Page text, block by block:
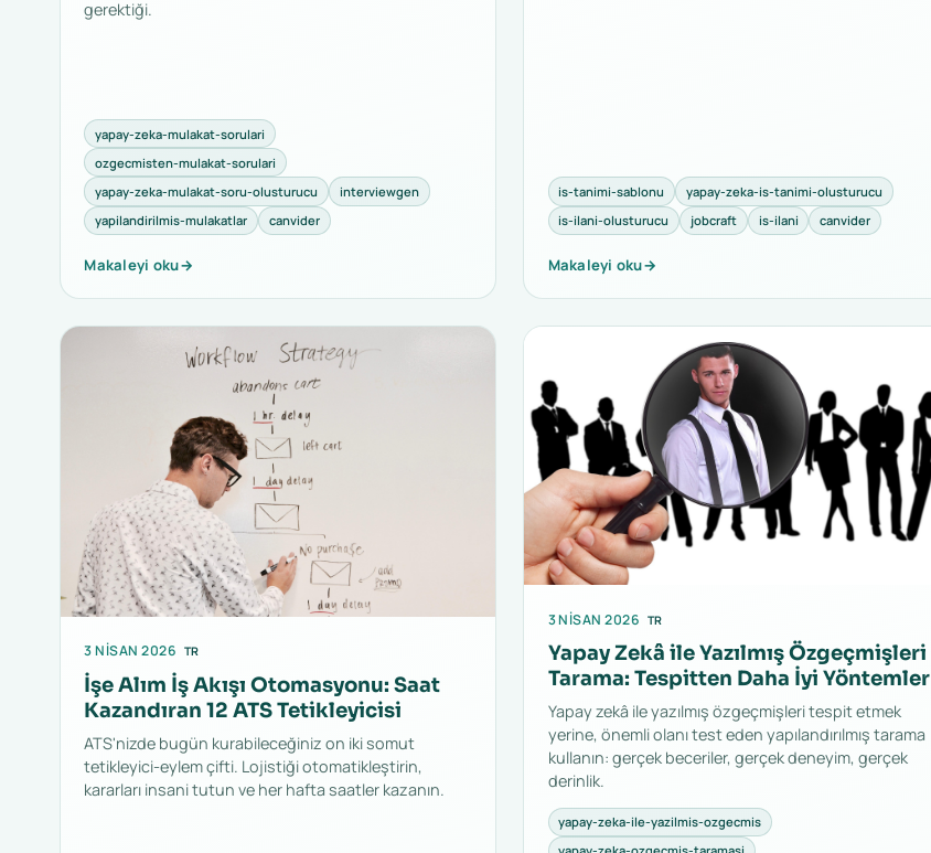
gerektiği.
yapay-zeka-mulakat-sorulari
ozgecmisten-mulakat-sorulari
yapay-zeka-mulakat-soru-olusturucu
interviewgen
yapilandirilmis-mulakatlar
canvider
Makaleyi oku→
is-tanimi-sablonu
yapay-zeka-is-tanimi-olusturucu
is-ilani-olusturucu
jobcraft is-ilani canvider
Makaleyi oku→
3 NISAN 2026 TR
İşe Alım İş Akışı Otomasyonu: Saat
Kazandıran 12 ATS Tetikleyicisi
ATS'nizde bugün kurabileceğiniz on iki somut
tetikleyici-eylem çifti. Lojistiği otomatikleştirin,
kararları insani tutun ve her hafta saatler kazanın.
3 NISAN 2026 TR
Yapay Zekâ ile Yazılmış Özgeçmişleri
Tarama: Tespitten Daha İyi Yöntemler
Yapay zekâ ile yazılmış özgeçmişleri tespit etmek
yerine, önemli olanı test eden yapılandırılmış tarama
kullanın: gerçek beceriler, gerçek deneyim, gerçek
derinlik.
yapay-zeka-ile-yazilmis-ozgecmis